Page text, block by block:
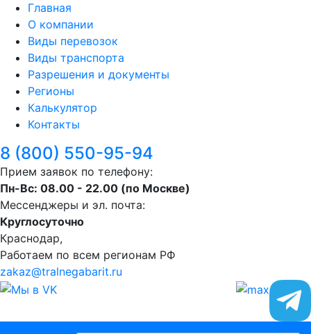
Главная
О компании
Виды перевозок
Виды транспорта
Разрешения и документы
Регионы
Калькулятор
Контакты
8 (800) 550-95-94
Прием заявок по телефону:
Пн-Вс: 08.00 - 22.00 (по Москве)
Мессенджеры и эл. почта:
Круглосуточно
Краснодар,
Работаем по всем регионам РФ
zakaz@tralnegabarit.ru